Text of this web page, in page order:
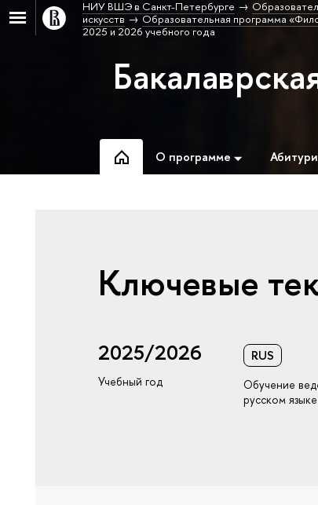
НИУ ВШЭ в Санкт-Петербурге
искусств
Образовательная программа
2025 и 2026 учебного года
О программе
Ключевые
2025/2026
Учебный год
RUS
Обучение
русском языке